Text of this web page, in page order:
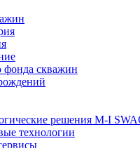
скважин
решения M-I
технологии